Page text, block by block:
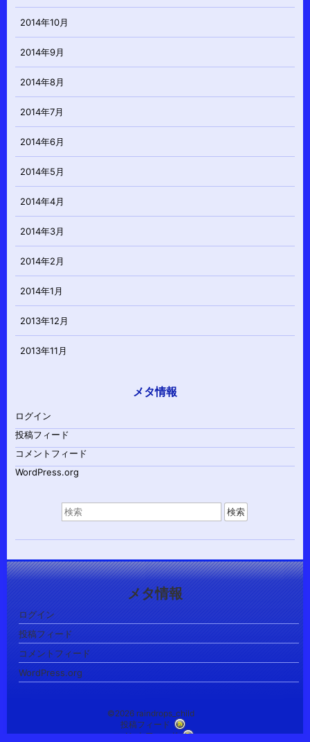
2014年10月
2014年9月
2014年8月
2014年7月
2014年6月
2014年5月
2014年4月
2014年3月
2014年2月
2014年1月
2013年12月
2013年11月
メタ情報
ログイン
投稿フィード
コメントフィード
WordPress.org
索
象:
メタ情報
ログイン
投稿フィード
コメントフィード
WordPress.org
©2026 raindrops_child
投稿フィード
コメントフィード